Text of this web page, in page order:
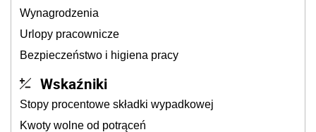
Wynagrodzenia
Urlopy pracownicze
Bezpieczeństwo i higiena pracy
Wskaźniki
Stopy procentowe składki wypadkowej
Kwoty wolne od potrąceń